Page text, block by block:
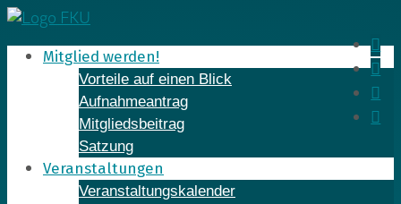
Skip
to
contentMitglied werden!
Vorteile auf einen Blick
Aufnahmeantrag
Mitgliedsbeitrag
Satzung
Veranstaltungen
Veranstaltungskalender